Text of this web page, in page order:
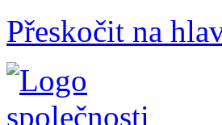
Přeskočit na